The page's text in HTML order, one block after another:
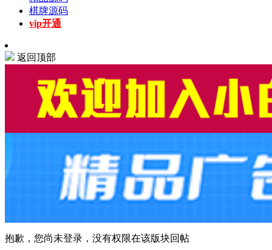
棋牌源码
vip开通
返回顶部
抱歉，您尚未登录，没有权限在该版块回帖